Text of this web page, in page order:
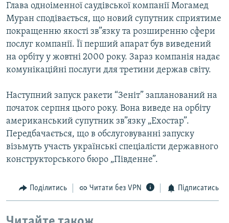
Глава одноіменної саудівської компанії Могамед
Муран сподівається, що новий супутник сприятиме
покращенню якості зв”язку та розширенню сфери
послуг компанії. Її перший апарат був виведений
на орбіту у жовтні 2000 року. Зараз компанія надає
комунікаційні послуги для третини держав світу.
Наступний запуск ракети “Зеніт” запланований на
початок серпня цього року. Вона виведе на орбіту
американський супутник зв”язку „Ехостар”.
Передбачається, що в обслуговуванні запуску
візьмуть участь українські спеціалісти державного
конструкторського бюро „Південне”.
Поділитись Читати без VPN Підписатись